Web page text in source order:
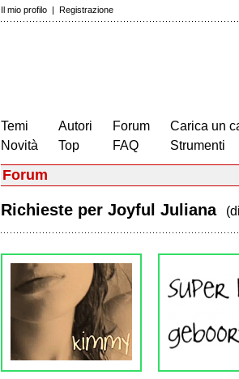
Il mio profilo | Registrazione
Temi
Novità
Autori
Top
Forum
FAQ
Carica un
Strumenti
Forum
Richieste per Joyful Juliana